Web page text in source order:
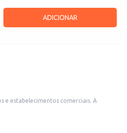
ADICIONAR
e estabelecimentos comerciais. A